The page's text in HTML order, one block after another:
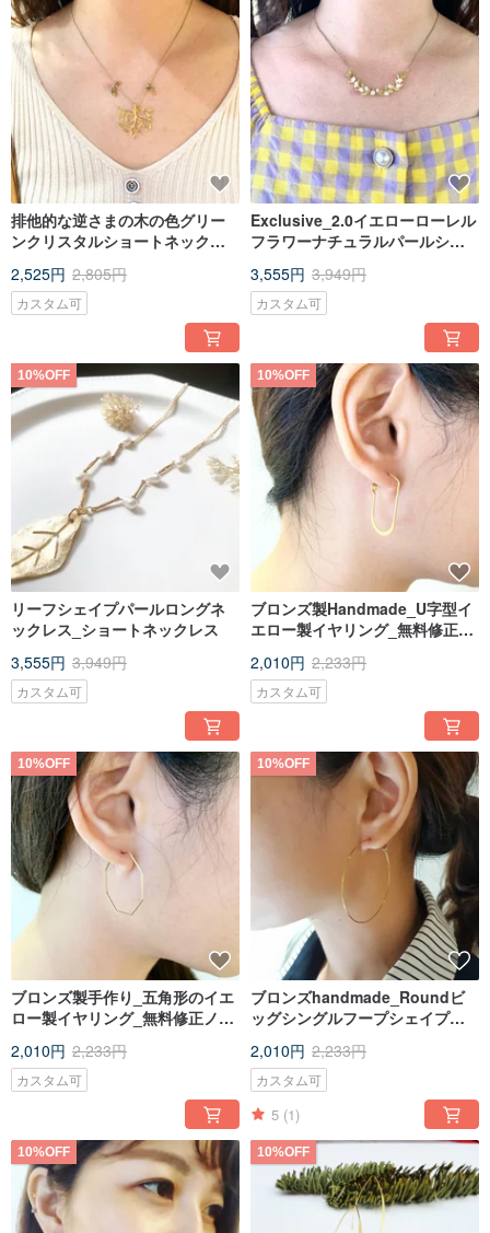
排他的な逆さまの木の色グリー
ンクリスタルショートネックレ
ス
2,525円 2,805円
カスタム可
Exclusive_2.0イエローローレル
フラワーナチュラルパールショ
ネックレス
3,555円 3,949円
カスタム可
10%OFF
リーフシェイプパールロングネ
ックレス_ショートネックレス
3,555円 3,949円
カスタム可
10%OFF
ブロンズ製Handmade_U字型イ
エロー製イヤリング_無料修正ノ
2,010円 2,233円
カスタム可
10%OFF
ブロンズ製手作り_五角形のイエ
ロー製イヤリング_無料修正ノン
2,010円 2,233円
カスタム可
10%OFF
ブロンズhandmade_Roundビ
ッグシングルフープシェイプブ
2,010円 2,233円
カスタム可
5 (1)
10%OFF 10%OFF